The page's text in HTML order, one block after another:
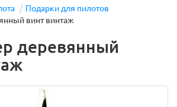
Подарки для пилотов
винт винтаж
деревянный